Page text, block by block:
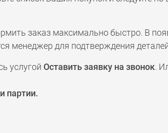
заказ максимально быстро. В
менеджер для подтверждения
услугой Оставить заявку на звонок.
партии.